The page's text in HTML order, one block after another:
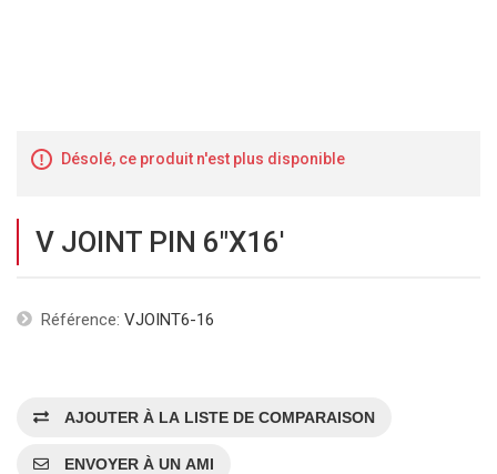
Désolé, ce produit n'est plus disponible
V JOINT PIN 6"X16'
Référence: VJOINT6-16
AJOUTER À LA LISTE DE COMPARAISON
ENVOYER À UN AMI